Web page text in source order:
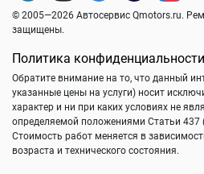
© 2005—2026 Автосервис Qmotors.ru.
защищены.
Политика конфиденциальности
Обратите внимание на то, что данный
указанные цены на услуги) носит
характер и ни при каких условиях не
определяемой положениями Статьи 437
Стоимость работ меняется в
возраста и технического состояния.